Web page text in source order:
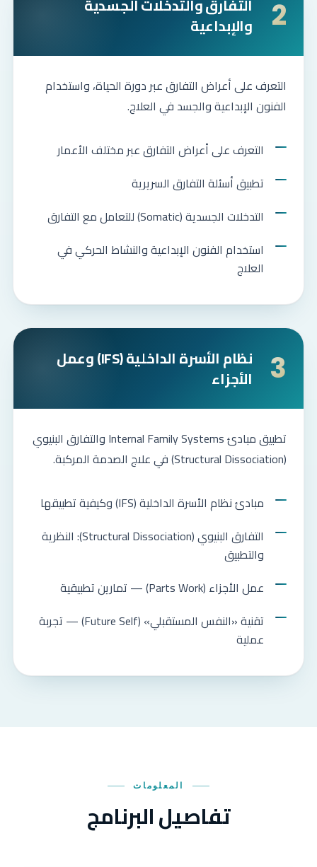
2 التفارق والتدخلات الجسدية
والإبداعية
التعرف على أعراض التفارق عبر دورة الحياة، واستخدام
الفنون الإبداعية والجسد في العلاج.
التعرف على أعراض التفارق عبر مختلف الأعمار
تطبيق أسئلة التفارق السريرية
التدخلات الجسدية (Somatic) للتعامل مع التفارق
استخدام الفنون الإبداعية والنشاط الحركي في
العلاج
3 نظام الأسرة الداخلية (IFS) وعمل
الأجزاء
تطبيق مبادئ Internal Family Systems والتفارق البنيوي
(Structural Dissociation) في علاج الصدمة المركبة.
مبادئ نظام الأسرة الداخلية (IFS) وكيفية تطبيقها
التفارق البنيوي (Structural Dissociation): النظرية
والتطبيق
عمل الأجزاء (Parts Work) — تمارين تطبيقية
تقنية «النفس المستقبلي» (Future Self) — تجربة
عملية
المعلومات
تفاصيل البرنامج